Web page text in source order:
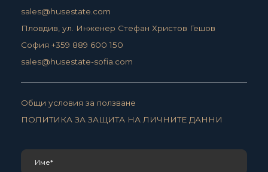
sales@husestate.com
Пловдив, ул. Инженер Стефан Христов Гешов
София +359 889 600 150
sales@husestate-sofia.com
Общи условия за ползване
ПОЛИТИКА ЗА ЗАЩИТА НА ЛИЧНИТЕ ДАННИ